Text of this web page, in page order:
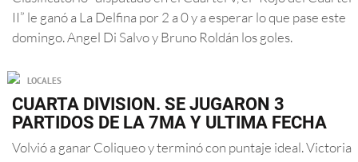
II” le ganó a La Delfina por 2 a 0 y a esperar lo que pase este
domingo. Angel Di Salvo y Bruno Roldán los goles.
LOCALES
CUARTA DIVISION. SE JUGARON 3
PARTIDOS DE LA 7MA Y ULTIMA FECHA
Volvió a ganar Coliqueo y terminó con puntaje ideal. Victoria